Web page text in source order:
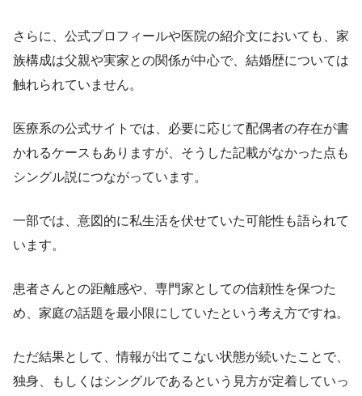
さらに、公式プロフィールや医院の紹介文においても、家
族構成は父親や実家との関係が中心で、結婚歴については
触れられていません。
医療系の公式サイトでは、必要に応じて配偶者の存在が書
かれるケースもありますが、そうした記載がなかった点も
シングル説につながっています。
一部では、意図的に私生活を伏せていた可能性も語られて
います。
患者さんとの距離感や、専門家としての信頼性を保つた
め、家庭の話題を最小限にしていたという考え方ですね。
ただ結果として、情報が出てこない状態が続いたことで、
独身、もしくはシングルであるという見方が定着していっ